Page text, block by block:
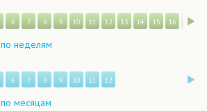
6 7 8 9 10 11 12 13 14 15 16 17
по неделям
6 7 8 9 10 11 12
по месяцам